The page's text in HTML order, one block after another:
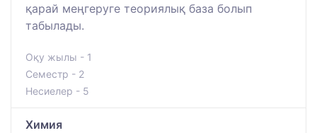
қарай меңгеруге теориялық база болып
табылады.
Оқу жылы - 1
Семестр - 2
Несиелер - 5
Химия